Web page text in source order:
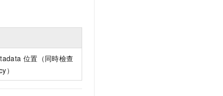
位置（同時檢查
）